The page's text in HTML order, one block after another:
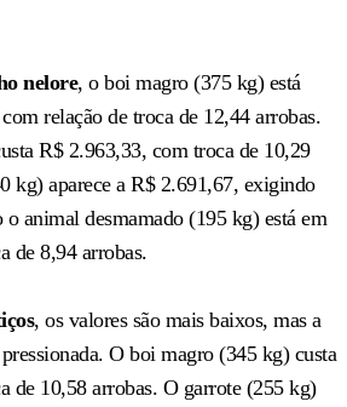
nelore, o boi magro (375 kg) está
relação de troca de 12,44 arrobas.
R$ 2.963,33, com troca de 10,29
kg) aparece a R$ 2.691,67, exigindo
o animal desmamado (195 kg) está em
de 8,94 arrobas.
, os valores são mais baixos, mas a
O boi magro (345 kg) custa
de 10,58 arrobas. O garrote (255 kg)